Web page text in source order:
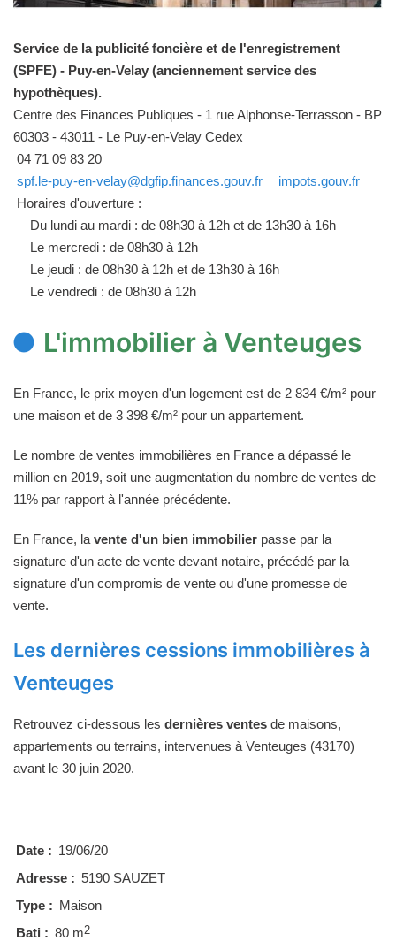
Service de la publicité foncière et de l'enregistrement
(SPFE) - Puy-en-Velay (anciennement service des
hypothèques).
Centre des Finances Publiques - 1 rue Alphonse-Terrasson - BP
60303 - 43011 - Le Puy-en-Velay Cedex
04 71 09 83 20
spf.le-puy-en-velay@dgfip.finances.gouv.fr
impots.gouv.fr
Horaires d'ouverture :
Du lundi au mardi : de 08h30 à 12h et de 13h30 à 16h
Le mercredi : de 08h30 à 12h
Le jeudi : de 08h30 à 12h et de 13h30 à 16h
Le vendredi : de 08h30 à 12h
L'immobilier à Venteuges
En France, le prix moyen d'un logement est de 2 834 €/m² pour
une maison et de 3 398 €/m² pour un appartement.
Le nombre de ventes immobilières en France a dépassé le
million en 2019, soit une augmentation du nombre de ventes de
11% par rapport à l'année précédente.
En France, la vente d'un bien immobilier passe par la
signature d'un acte de vente devant notaire, précédé par la
signature d'un compromis de vente ou d'une promesse de
vente.
Les dernières cessions immobilières à
Venteuges
Retrouvez ci-dessous les dernières ventes de maisons,
appartements ou terrains, intervenues à Venteuges (43170)
avant le 30 juin 2020.
Date : 19/06/20
Adresse : 5190 SAUZET
Type : Maison
Bati : 80 m2